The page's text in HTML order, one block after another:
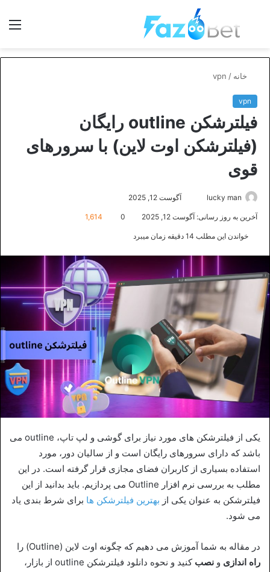
جستجو
برای
خانه /
vpn
vpn
فیلترشکن outline رایگان
(فیلترشکن اوت لاین) با سرورهای
قوی
lucky man
ارسال
ایمیل
آگوست 12, 2025
آخرین به روز رسانی: آگوست 12, 2025 0
1,614
خواندن این مطلب 14 دقیقه زمان میبرد
یکی از فیلترشکن های مورد نیاز برای گوشی و لپ تاپ، outline می
باشد که دارای سرورهای رایگان است و از سالیان دور، مورد
استفاده بسیاری از کاربران فضای مجازی قرار گرفته است. در این
مطلب به بررسی نرم افزار Outline می پردازیم. باید بدانید از این
فیلترشکن به عنوان یکی از بهترین فیلترشکن ها برای شرط بندی یاد
می شود.
در مقاله به شما آموزش می دهیم که چگونه اوت لاین (Outline) را
راه اندازی و نصبکنید و نحوه دانلود فیلترشکن outline از بازار،